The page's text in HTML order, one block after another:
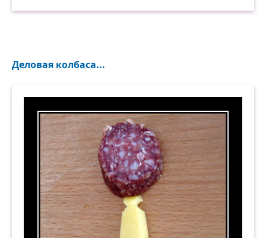
Деловая колбаса...